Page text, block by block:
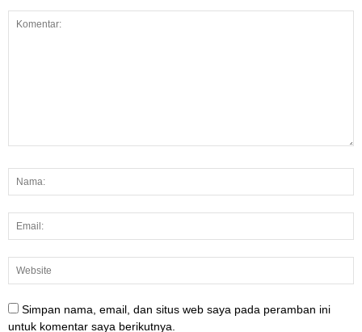
Simpan nama, email, dan situs web saya pada peramban ini
untuk komentar saya berikutnya.